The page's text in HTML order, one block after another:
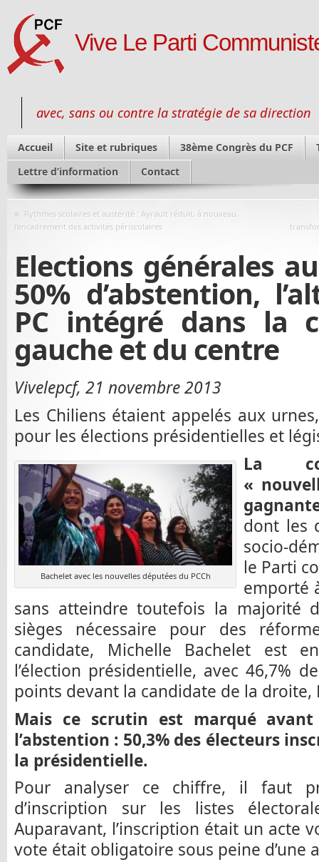
Vive Le Parti
avec, sans ou contre la stratégie de sa direction
Accueil Site et rubriques 38ème Congrès du PCF
Lettre d’information
Contact
« Rythmes scolaires et austérité : Ayrault réduit, à nouveau,
l’encadrement des activités périscolaires
Elections générales
50% d’abstention,
PC intégré dans la
gauche et du centre
Vivelepcf, 21 novembre 2013
Les Chiliens étaient appelés aux
pour les élections présidentielles et
Bachelet avec les nouvelles députées du PCCh
La
«
dont les
socio-
le Parti
emporté
sans atteindre toutefois la majorité
sièges nécessaire pour des
candidate, Michelle Bachelet est
l’élection présidentielle, avec 46,7%
points devant la candidate de la droite,
Mais ce scrutin est marqué
l’abstention : 50,3% des électeurs
la présidentielle.
Pour analyser ce chiffre, il faut
d’inscription sur les listes
Auparavant, l’inscription était un acte
vote était obligatoire sous peine d’une